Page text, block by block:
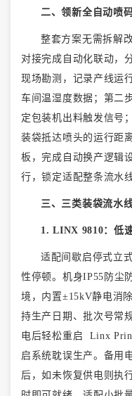
二、领新全自动喷
整套方案无需拆解
对接完成自动化联动，
现场勘测，记录产线运
车间温湿度数据；第二
定包装机出料触发信号
装袋抵达喷头的运行距
板，完成自动换产逻辑
行，锁定适配整条流水
三、三类装袋流水
1. LINX 9810：低
适配间歇启停式立
性停顿。机身IP55防尘
境，内置±15kV静电消
持生产日期、批次号常
电后轻松重启 Linx
启系统耽误生产。备用
后，如未恢复供电则执